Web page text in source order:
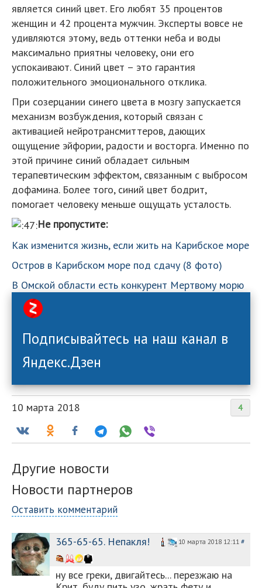
является синий цвет. Его любят 35 процентов
женщин и 42 процента мужчин. Эксперты вовсе не
удивляются этому, ведь оттенки неба и воды
максимально приятны человеку, они его
успокаивают. Синий цвет – это гарантия
положительного эмоционального отклика.
При созерцании синего цвета в мозгу запускается
механизм возбуждения, который связан с
активацией нейротрансмиттеров, дающих
ощущение эйфории, радости и восторга. Именно по
этой причине синий обладает сильным
терапевтическим эффектом, связанным с выбросом
дофамина. Более того, синий цвет бодрит,
помогает человеку меньше ощущать усталость.
Не пропустите:
Как изменится жизнь, если жить на Карибское море
Остров в Карибском море под сдачу (8 фото)
В Омской области есть конкурент Мертвому морю
Подписывайтесь на наш канал в
Яндекс.Дзен
4
10 марта 2018
Другие новости
Новости партнеров
Оставить комментарий
365-65-65. Непакля! 10 марта 2018 12:11 #
ну все греки, двигайтесь... перезжаю на